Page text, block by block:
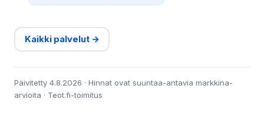
Kaikki palvelut →
Päivitetty 4.8.2026 · Hinnat ovat suuntaa-antavia markkina-
arvioita · Teot.fi-toimitus